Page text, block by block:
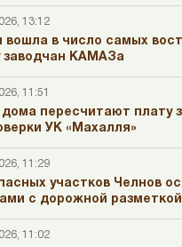
13:12
вошла в число самых
заводчан КАМАЗа
11:51
пересчитают плату
УК «Махалля»
11:29
участков Челнов
с дорожной разметкой
11:02